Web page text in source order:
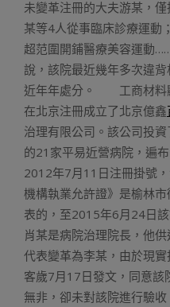
未變革注冊的大夫游某，
某等4人從事臨床診療運動
超范圍開鋪醫療美容運動
說，該院最近幾年多次違背
近年年處分。 工商材料
在北京注冊成立了北京億鑫
治理有限公司。該公司投
的21家平易近營病院，遍
2012年7月11日注冊掛號
機構執業允許證》是榆林
表的，至2015年6月24
肖某是病院治理院長，他
代表變革為李某，由於現
客歲7月17日發文，同意該
無非，卻未對該院進行驗